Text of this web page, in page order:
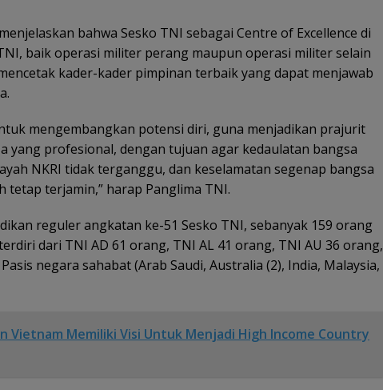
bahwa Sesko TNI sebagai Centre of Excellence di
baik operasi militer perang maupun operasi militer selain
kader-kader pimpinan terbaik yang dapat menjawab
mengembangkan potensi diri, guna menjadikan prajurit
yang profesional, dengan tujuan agar kedaulatan bangsa
NKRI tidak terganggu, dan keselamatan segenap bangsa
tetap terjamin,” harap Panglima TNI.
reguler angkatan ke-51 Sesko TNI, sebanyak 159 orang
dari TNI AD 61 orang, TNI AL 41 orang, TNI AU 36 orang,
negara sahabat (Arab Saudi, Australia (2), India, Malaysia,
Vietnam Memiliki Visi Untuk Menjadi High Income Country